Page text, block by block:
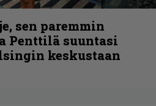
sen paremmin
Penttilä suuntasi
keskustaan